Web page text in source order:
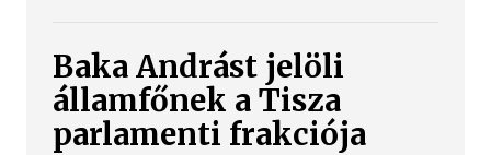
Baka Andrást jelöli
államfőnek a Tisza
parlamenti frakciója